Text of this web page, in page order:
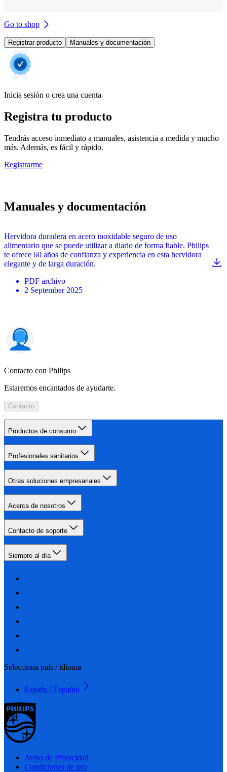
Go to shop
Registrar producto Manuales y documentación
Inicia sesión o crea una cuenta
Registra tu producto
Tendrás acceso inmediato a manuales, asistencia a medida y mucho
más. Además, es fácil y rápido.
Registrarme
Manuales y documentación
Hervidora duradera en acero inoxidable seguro de uso
alimentario que se puede utilizar a diario de forma fiable. Philips
te ofrece 60 años de confianza y experiencia en esta hervidora
elegante y de larga duración.
PDF archivo
2 September 2025
Contacto con Philips
Estaremos encantados de ayudarte.
Contacto
Productos de consumo
Profesionales sanitarios
Otras soluciones empresariales
Acerca de nosotros
Contacto de soporte
Siempre al día
Selecciona país / idioma
España / Español
Aviso de Privacidad
Condiciones de uso